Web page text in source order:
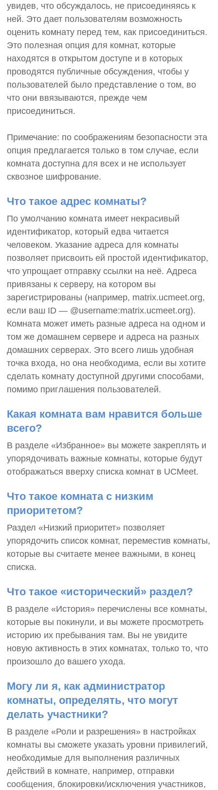
увидев, что обсуждалось, не присоединяясь к
ней. Это дает пользователям возможность
оценить комнату перед тем, как присоединиться.
Это полезная опция для комнат, которые
находятся в открытом доступе и в которых
проводятся публичные обсуждения, чтобы у
пользователей было представление о том, во
что они ввязываются, прежде чем
присоединиться.
Примечание: по соображениям безопасности эта
опция предлагается только в том случае, если
комната доступна для всех и не использует
сквозное шифрование.
Что такое адрес комнаты?
По умолчанию комната имеет некрасивый
идентификатор, который едва читается
человеком. Указание адреса для комнаты
позволяет присвоить ей простой идентификатор,
что упрощает отправку ссылки на неё. Адреса
привязаны к серверу, на котором вы
зарегистрированы (например, matrix.ucmeet.org,
если ваш ID — @username:matrix.ucmeet.org).
Комната может иметь разные адреса на одном и
том же домашнем сервере и адреса на разных
домашних серверах. Это всего лишь удобная
точка входа, но она необходима, если вы хотите
сделать комнату доступной другими способами,
помимо приглашения пользователей.
Какая комната вам нравится больше
всего?
В разделе «Избранное» вы можете закреплять и
упорядочивать важные комнаты, которые будут
отображаться вверху списка комнат в UCMeet.
Что такое комната с низким
приоритетом?
Раздел «Низкий приоритет» позволяет
упорядочить список комнат, переместив комнаты,
которые вы считаете менее важными, в конец
списка.
Что такое «исторический» раздел?
В разделе «История» перечислены все комнаты,
которые вы покинули, и вы можете просмотреть
историю их пребывания там. Вы не увидите
новую активность в этих комнатах, только то, что
произошло до вашего ухода.
Могу ли я, как администратор
комнаты, определять, что могут
делать участники?
В разделе «Роли и разрешения» в настройках
комнаты вы сможете указать уровни привилегий,
необходимые для выполнения различных
действий в комнате, например, отправки
сообщения, блокировки/исключения участников,